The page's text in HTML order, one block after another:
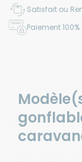
Satisfait ou
Paiement